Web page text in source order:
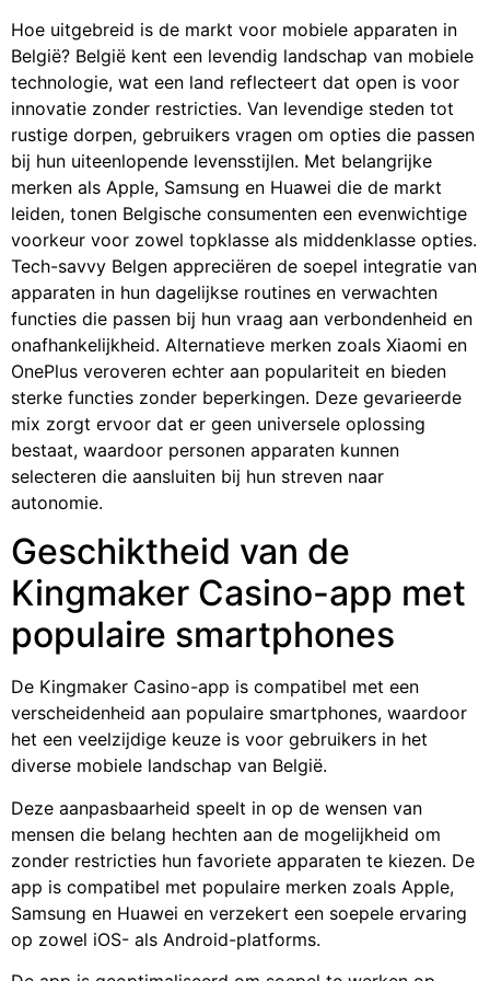
Hoe uitgebreid is de markt voor mobiele apparaten in
België? België kent een levendig landschap van mobiele
technologie, wat een land reflecteert dat open is voor
innovatie zonder restricties. Van levendige steden tot
rustige dorpen, gebruikers vragen om opties die passen
bij hun uiteenlopende levensstijlen. Met belangrijke
merken als Apple, Samsung en Huawei die de markt
leiden, tonen Belgische consumenten een evenwichtige
voorkeur voor zowel topklasse als middenklasse opties.
Tech-savvy Belgen appreciëren de soepel integratie van
apparaten in hun dagelijkse routines en verwachten
functies die passen bij hun vraag aan verbondenheid en
onafhankelijkheid. Alternatieve merken zoals Xiaomi en
OnePlus veroveren echter aan populariteit en bieden
sterke functies zonder beperkingen. Deze gevarieerde
mix zorgt ervoor dat er geen universele oplossing
bestaat, waardoor personen apparaten kunnen
selecteren die aansluiten bij hun streven naar
autonomie.
Geschiktheid van de
Kingmaker Casino-app met
populaire smartphones
De Kingmaker Casino-app is compatibel met een
verscheidenheid aan populaire smartphones, waardoor
het een veelzijdige keuze is voor gebruikers in het
diverse mobiele landschap van België.
Deze aanpasbaarheid speelt in op de wensen van
mensen die belang hechten aan de mogelijkheid om
zonder restricties hun favoriete apparaten te kiezen. De
app is compatibel met populaire merken zoals Apple,
Samsung en Huawei en verzekert een soepele ervaring
op zowel iOS- als Android-platforms.